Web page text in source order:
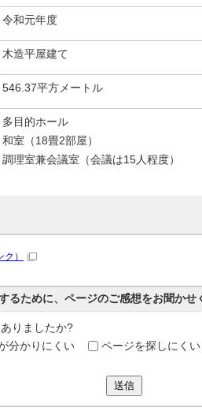
令和元年度
木造平屋建て
546.37平方メートル
多目的ホール
和室（18畳2部屋）
調理室兼会議室（会議は15人程度）
ク）
るために、ページのご感想をお聞かせ
りましたか?
分かりにくい ページを探しにくい
送信